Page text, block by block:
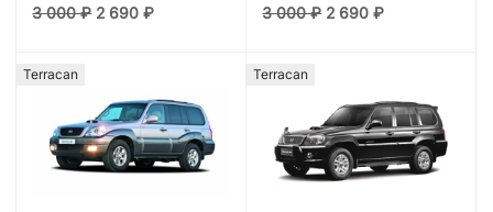
3 000₽ 2 690₽ 3 000₽ 2 690₽
Terracan Terracan